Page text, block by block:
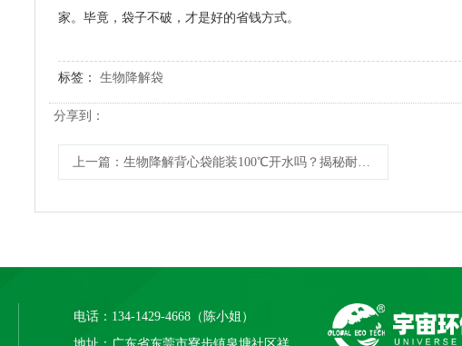
家。毕竟，袋子不破，才是好的省钱方式。
标签： 生物降解袋
分享到：
上一篇 ：生物降解背心袋能装100℃开水吗？揭秘耐温真相与选材误区
电话：134-1429-4668（陈小姐）